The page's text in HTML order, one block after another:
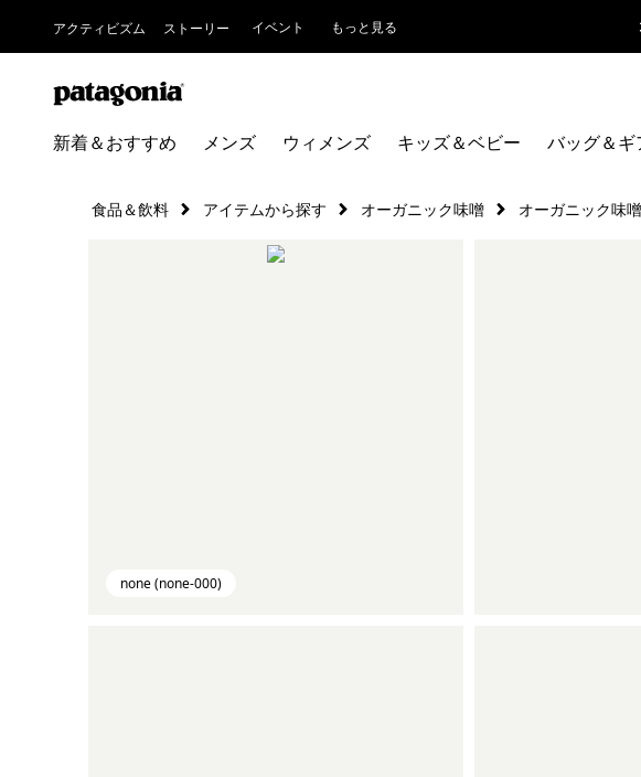
アクティビズム ストーリー イベント もっと見る
新着＆おすすめ メンズ ウィメンズ キッズ＆ベビー バッグ＆ギ
食品＆飲料 アイテムから探す オーガニック味噌 オーガニック味
none (none-000)